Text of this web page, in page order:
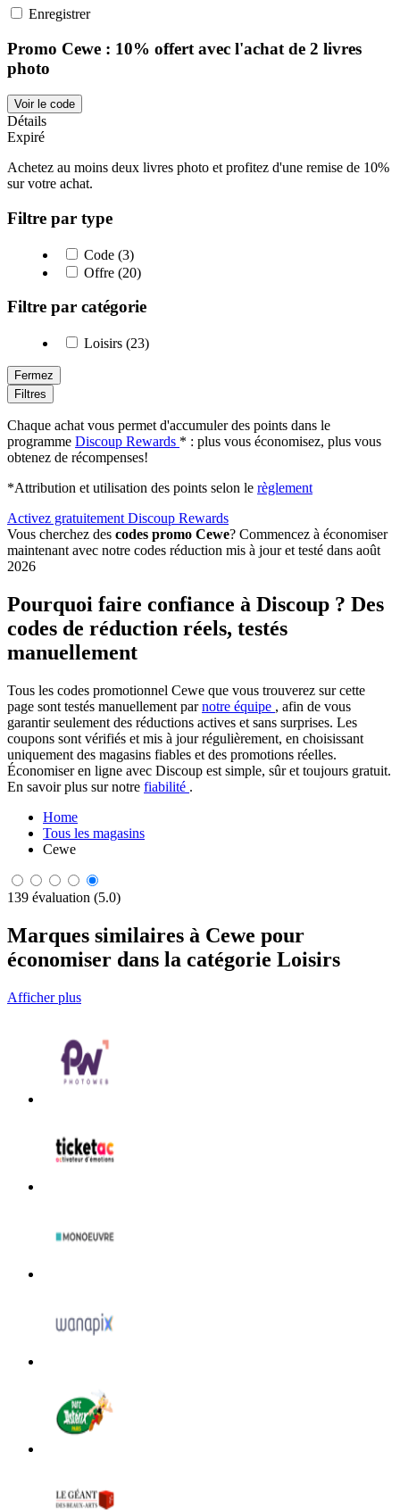
Enregistrer
Promo Cewe : 10% offert avec l'achat de 2 livres
photo
Voir le code
Détails
Expiré
Achetez au moins deux livres photo et profitez d'une remise de 10%
sur votre achat.
Filtre par type
Code (3)
Offre (20)
Filtre par catégorie
Loisirs (23)
Fermez
Filtres
Chaque achat vous permet d'accumuler des points dans le
programme Discoup Rewards * : plus vous économisez, plus vous
obtenez de récompenses!
*Attribution et utilisation des points selon le règlement
Activez gratuitement Discoup Rewards
Vous cherchez des codes promo Cewe? Commencez à économiser
maintenant avec notre codes réduction mis à jour et testé dans août
2026
Pourquoi faire confiance à Discoup ? Des
codes de réduction réels, testés
manuellement
Tous les codes promotionnel Cewe que vous trouverez sur cette
page sont testés manuellement parnotre équipe , afin de vous
garantir seulement des réductions actives et sans surprises. Les
coupons sont vérifiés et mis à jour régulièrement, en choisissant
uniquement des magasins fiables et des promotions réelles.
Économiser en ligne avec Discoup est simple, sûr et toujours gratuit.
En savoir plus sur notre fiabilité .
Home
Tous les magasins
Cewe
139 évaluation (5.0)
Marques similaires à Cewe pour
économiser dans la catégorie Loisirs
Afficher plus